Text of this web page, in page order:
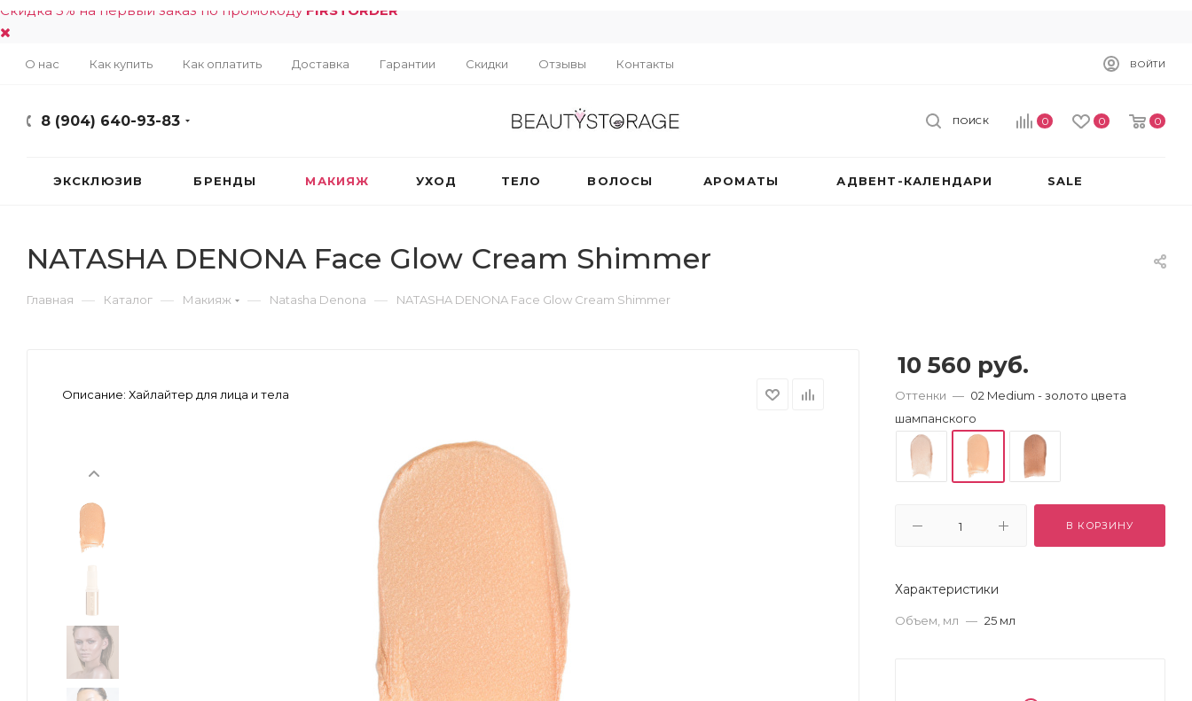
Скидка 5% на первый заказ по промокоду FIRSTORDER
О нас Как купить Как оплатить Доставка Гарантии Скидки Отзывы Контакты ВОЙТИ
8 (904) 640-93-83 0 0 0
ПОИСК
ЭКСКЛЮЗИВ БРЕНДЫ МАКИЯЖ УХОД ТЕЛО ВОЛОСЫ АРОМАТЫ АДВЕНТ-КАЛЕНДАРИ SALE
NATASHA DENONA Face Glow Cream Shimmer
Главная — Каталог — Макияж — Natasha Denona — NATASHA DENONA Face Glow Cream Shimmer
Описание: Хайлайтер для лица и тела
10 560 руб.
Оттенки — 02 Medium - золото цвета
шампанского
В КОРЗИНУ
Характеристики
Объем, мл — 25 мл